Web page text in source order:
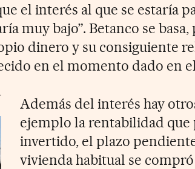
el interés al que se estaría
muy bajo”. Betanco se
dinero y su consiguiente
en el momento dado en
Además del interés hay
ejemplo la rentabilidad que
invertido, el plazo
vivienda habitual se compró